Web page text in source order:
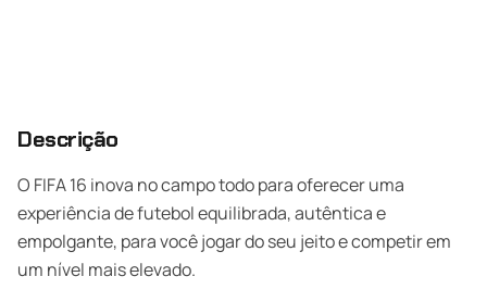
Descrição
O FIFA 16 inova no campo todo para oferecer uma
experiência de futebol equilibrada, autêntica e
empolgante, para você jogar do seu jeito e competir em
um nível mais elevado.